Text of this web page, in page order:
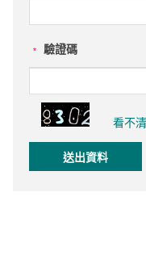
* 驗證碼
看不